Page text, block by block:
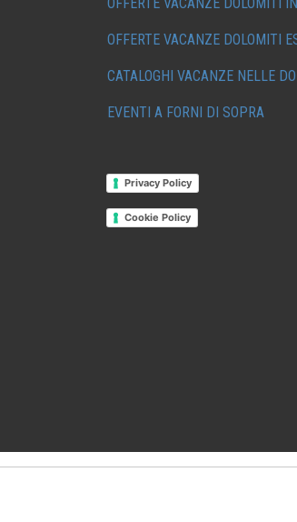
OFFERTE VACANZE DOLOMITI
CATALOGHI VACANZE NELLE
EVENTI A FORNI DI SOPRA
Privacy Policy
Cookie Policy